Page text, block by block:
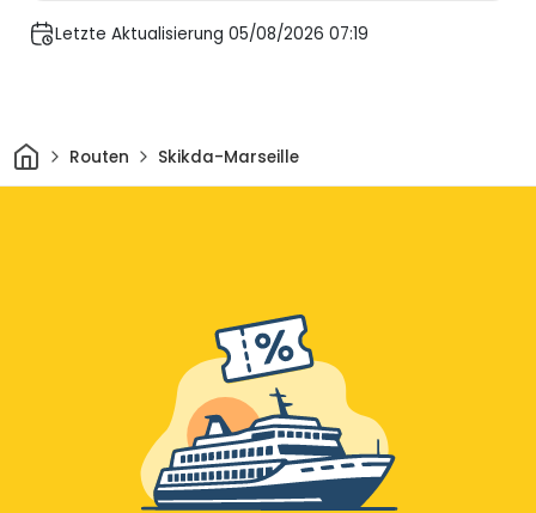
Letzte Aktualisierung 05/08/2026 07:19
HeimRouten Skikda-Marseille